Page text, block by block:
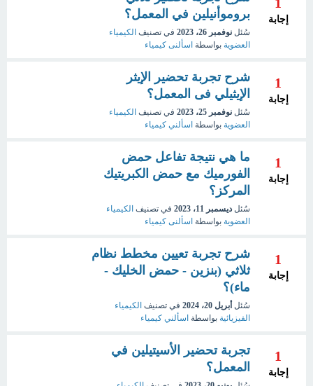
إجابة
بروموأنيلين في المعمل؟
سُئل نوفمبر 26، 2023 في تصنيف الكيمياء
العضوية بواسطة اسألنى كيمياء
1
إجابة
شرح تجربة تحضير الإيثر
الإيثيلي فى المعمل؟
سُئل نوفمبر 25، 2023 في تصنيف الكيمياء
العضوية بواسطة اسألني كيمياء
1
إجابة
ما هي نتيجة تفاعل حمض
الفورميك مع حمض الكبريتيك
المركز؟
سُئل ديسمبر 11، 2023 في تصنيف الكيمياء
العضوية بواسطة اسألنى كيمياء
1
إجابة
شرح تجربة تعيين مخطط نظام
ثلاثي (بنزين - حمض الخليك -
ماء)؟
سُئل أبريل 20، 2024 في تصنيف الكيمياء
الفيزيائية بواسطة اسألني كيمياء
1
إجابة
تجربة تحضير الأسيتيلين في
المعمل؟